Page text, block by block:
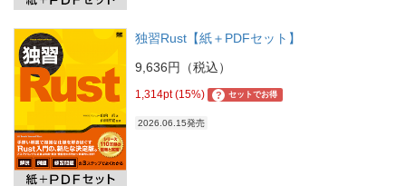
独習Rust【紙＋PDFセット】
9,636円（税込）
1,314pt (15%) ? セットでお得
2026.06.15発売